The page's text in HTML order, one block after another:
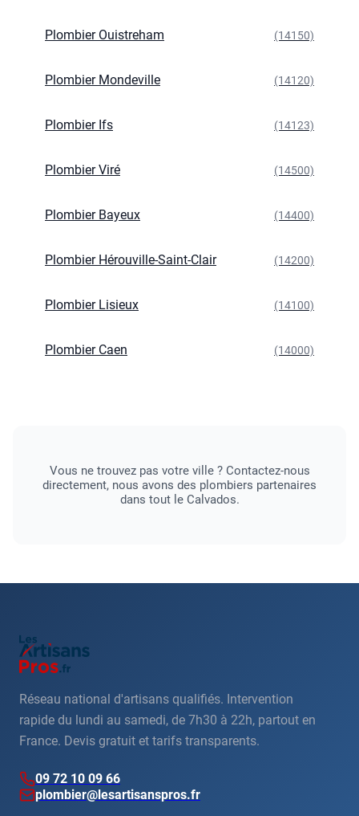
Plombier Ouistreham (14150)
Plombier Mondeville (14120)
Plombier Ifs (14123)
Plombier Viré (14500)
Plombier Bayeux (14400)
Plombier Hérouville-Saint-Clair (14200)
Plombier Lisieux (14100)
Plombier Caen (14000)
Vous ne trouvez pas votre ville ? Contactez-nous
directement, nous avons des plombiers partenaires
dans tout le Calvados.
Réseau national d'artisans qualifiés. Intervention
rapide du lundi au samedi, de 7h30 à 22h, partout en
France. Devis gratuit et tarifs transparents.
09 72 10 09 66
plombier@lesartisanspros.fr